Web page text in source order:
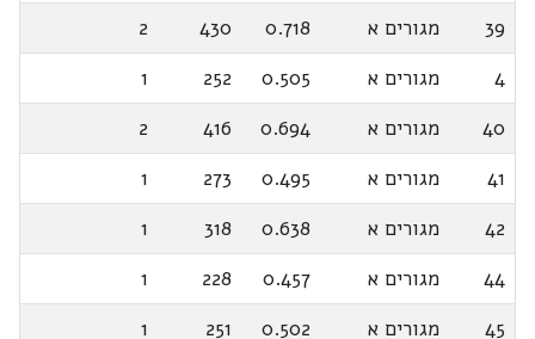
39 מגורים א 0.718
430
2
4
מגורים א 0.505
252
1
40
מגורים א 0.694
416
2
41
מגורים א 0.495
273
1
42
מגורים א 0.638
318
1
44
מגורים א 0.457
228
1
45
מגורים א 0.502
251
1